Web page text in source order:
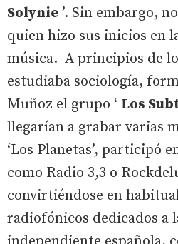
Solynie ’. Sin embargo,
quien hizo sus inicios en
música. A principios de
estudiaba sociología,
Muñoz el grupo ‘ Los
llegarían a grabar varias
‘Los Planetas’, participó
como Radio 3,3 o
convirtiéndose en
radiofónicos dedicados a